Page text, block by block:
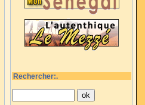
Rechercher:.